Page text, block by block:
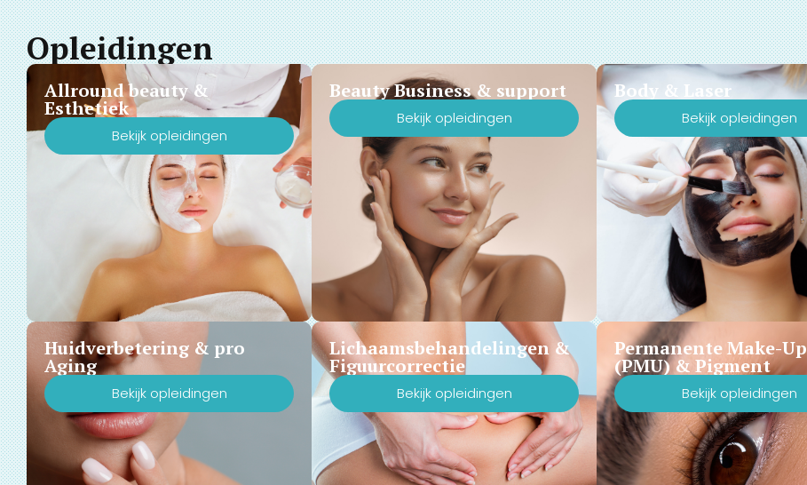
Opleidingen
Allround beauty &
Esthetiek
Bekijk opleidingen
Beauty Business & support
Bekijk opleidingen
Body & Laser
Bekijk opleidingen
Huidverbetering & pro
Aging
Bekijk opleidingen
Lichaamsbehandelingen &
Figuurcorrectie
Bekijk opleidingen
Permanente Make-Up
(PMU) & Pigment
Bekijk opleidingen